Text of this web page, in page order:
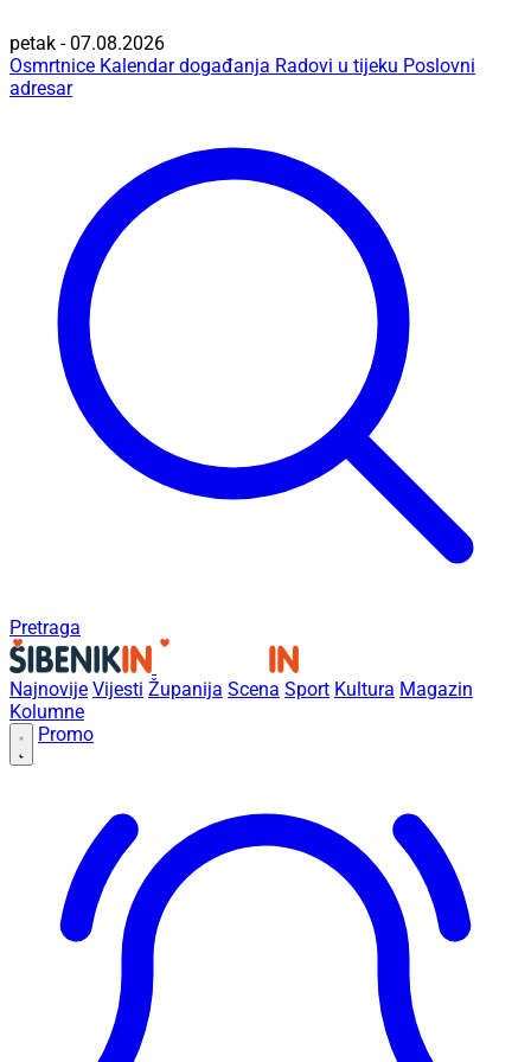
petak - 07.08.2026
Osmrtnice Kalendar događanja Radovi u tijeku Poslovni
adresar
Pretraga
Najnovije Vijesti Županija Scena Sport Kultura Magazin
Kolumne
Promo